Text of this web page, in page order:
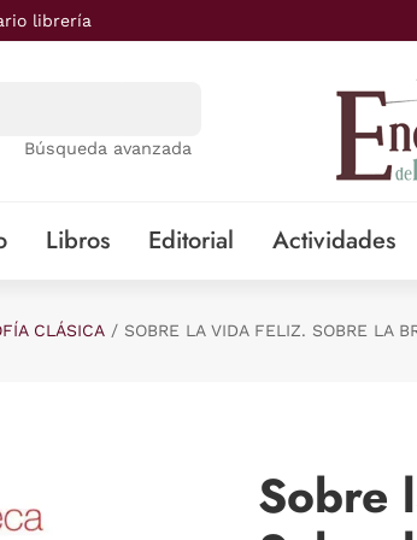
librería
Búsqueda avanzada
Libros Editorial Actividades
CLÁSICA SOBRE LA VIDA FELIZ. SOBRE LA
Sobre